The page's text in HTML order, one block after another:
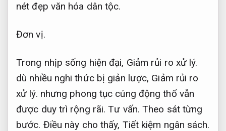
nét đẹp văn hóa dân tộc.
Đơn vị.
Trong nhịp sống hiện đại, Giảm rủi ro xử lý.
dù nhiều nghi thức bị giản lược, Giảm rủi ro
xử lý. nhưng phong tục cúng động thổ vẫn
được duy trì rộng rãi.Tư vấn. Theo sát từng
bước. Điều này cho thấy, Tiết kiệm ngân sách.